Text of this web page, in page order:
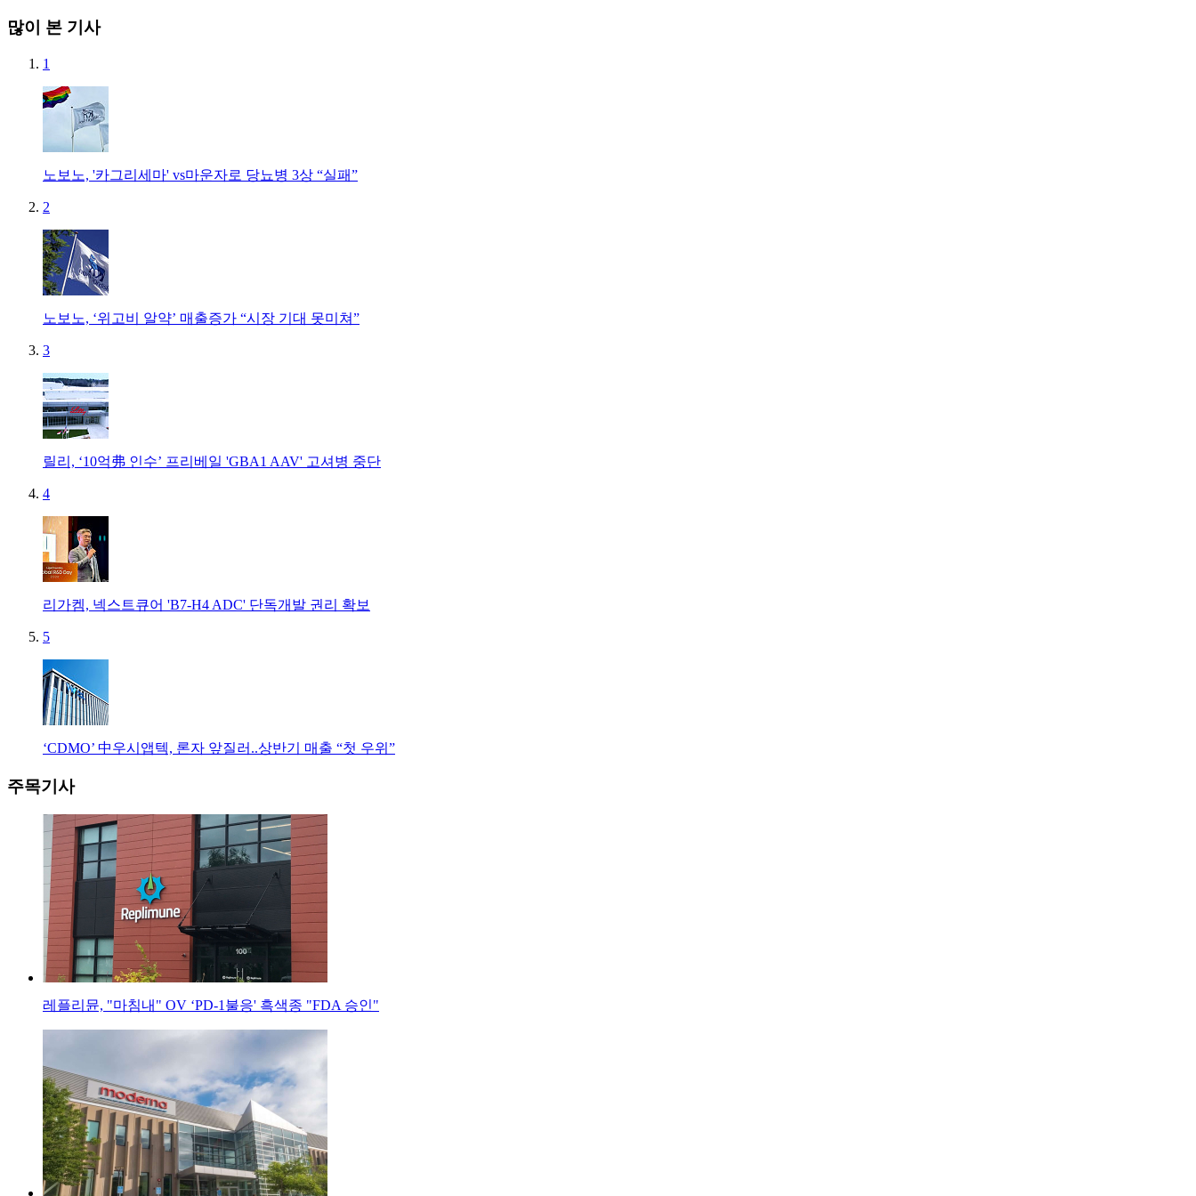
많이 본 기사
1
노보노, '카그리세마' vs마운자로 당뇨병 3상 “실패”
2
노보노, ‘위고비 알약’ 매출증가 “시장 기대 못미쳐”
3
릴리, ‘10억弗 인수’ 프리베일 'GBA1 AAV' 고셔병 중단
4
리가켐, 넥스트큐어 'B7-H4 ADC' 단독개발 권리 확보
5
‘CDMO’ 中우시앱텍, 론자 앞질러..상반기 매출 “첫 우위”
주목기사
레플리뮨, "마침내" OV ‘PD-1불응' 흑색종 "FDA 승인"